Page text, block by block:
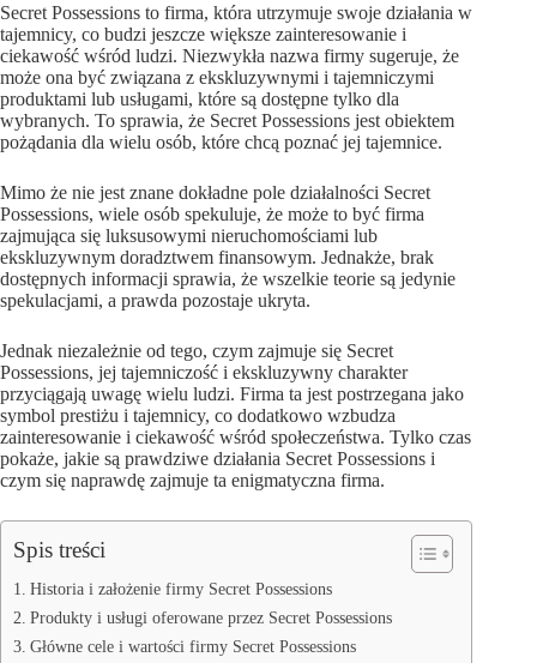
Secret Possessions to firma, która utrzymuje swoje działania w
tajemnicy, co budzi jeszcze większe zainteresowanie i
ciekawość wśród ludzi. Niezwykła nazwa firmy sugeruje, że
może ona być związana z ekskluzywnymi i tajemniczymi
produktami lub usługami, które są dostępne tylko dla
wybranych. To sprawia, że Secret Possessions jest obiektem
pożądania dla wielu osób, które chcą poznać jej tajemnice.
Mimo że nie jest znane dokładne pole działalności Secret
Possessions, wiele osób spekuluje, że może to być firma
zajmująca się luksusowymi nieruchomościami lub
ekskluzywnym doradztwem finansowym. Jednakże, brak
dostępnych informacji sprawia, że ​​wszelkie teorie są jedynie
spekulacjami, a prawda pozostaje ukryta.
Jednak niezależnie od tego, czym zajmuje się Secret
Possessions, jej tajemniczość i ekskluzywny charakter
przyciągają uwagę wielu ludzi. Firma ta jest postrzegana jako
symbol prestiżu i tajemnicy, co dodatkowo wzbudza
zainteresowanie i ciekawość wśród społeczeństwa. Tylko czas
pokaże, jakie są prawdziwe działania Secret Possessions i
czym się naprawdę zajmuje ta enigmatyczna firma.
Spis treści
Historia i założenie firmy Secret Possessions
Produkty i usługi oferowane przez Secret Possessions
Główne cele i wartości firmy Secret Possessions